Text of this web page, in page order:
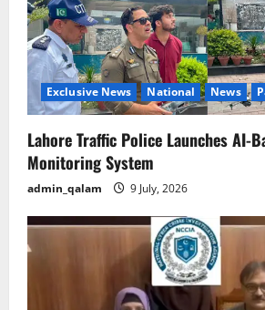
Exclusive News National News
Lahore Traffic Police Launches AI-
Monitoring System
admin_qalam 9 July, 2026